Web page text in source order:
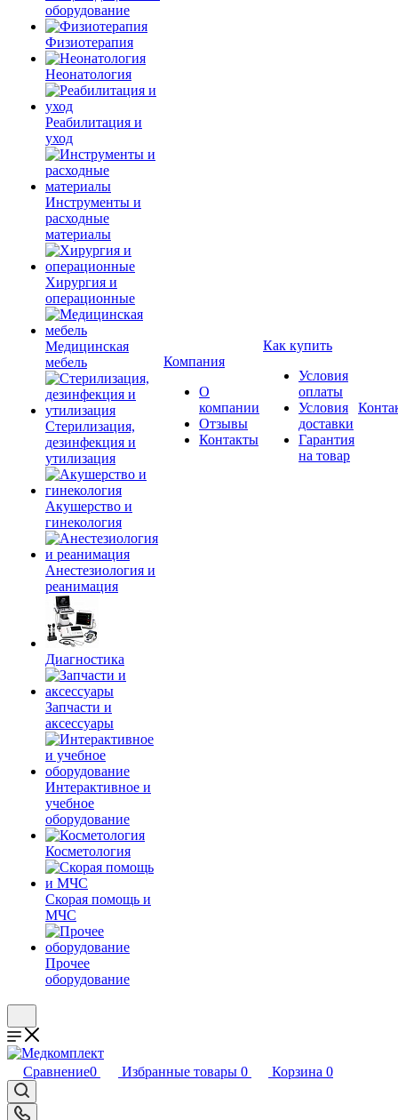
оборудование
Физиотерапия
Неонатология
Реабилитация и
уход
Инструменты и
расходные
материалы
Хирургия и
операционные
Медицинская
мебель
Стерилизация,
дезинфекция и
утилизация
Акушерство и
гинекология
Анестезиология и
реанимация
Диагностика
Запчасти и
аксессуары
Интерактивное и
учебное
оборудование
Косметология
Скорая помощь и
МЧС
Прочее
оборудование
Компания
О
компании
Отзывы
Контакты
Как купить
Условия
оплаты
Условия
доставки
Гарантия
на товар
Сравнение0 Избранные товары 0 Корзина 0